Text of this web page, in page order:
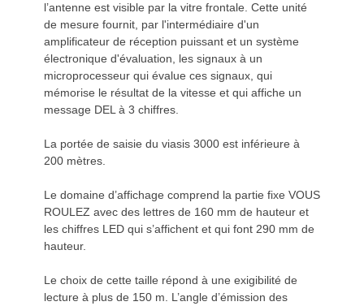
l’antenne est visible par la vitre frontale. Cette unité
de mesure fournit, par l'intermédiaire d'un
amplificateur de réception puissant et un système
électronique d'évaluation, les signaux à un
microprocesseur qui évalue ces signaux, qui
mémorise le résultat de la vitesse et qui affiche un
message DEL à 3 chiffres.
La portée de saisie du viasis 3000 est inférieure à
200 mètres.
Le domaine d’affichage comprend la partie fixe VOUS
ROULEZ avec des lettres de 160 mm de hauteur et
les chiffres LED qui s’affichent et qui font 290 mm de
hauteur.
Le choix de cette taille répond à une exigibilité de
lecture à plus de 150 m. L’angle d’émission des